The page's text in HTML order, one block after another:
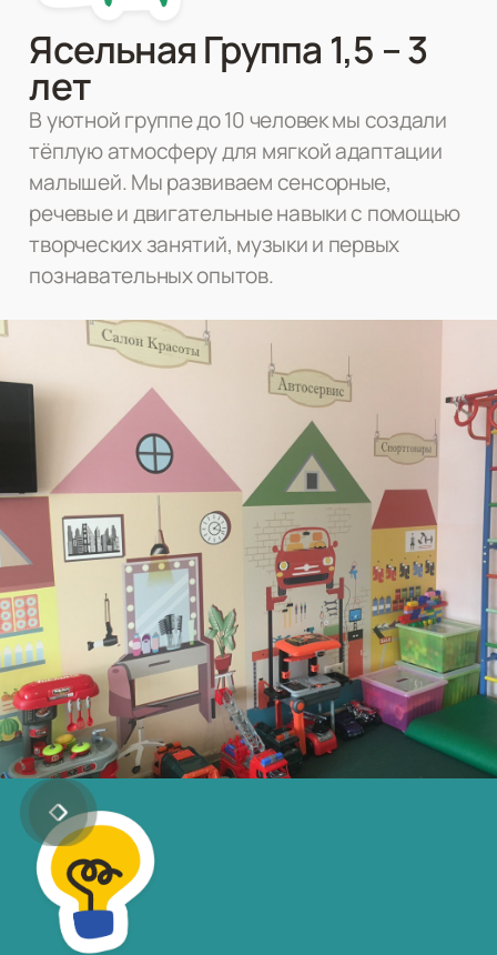
Ясельная Группа 1,5 – 3
лет
В уютной группе до 10 человек мы создали
тёплую атмосферу для мягкой адаптации
малышей. Мы развиваем сенсорные,
речевые и двигательные навыки с помощью
творческих занятий, музыки и первых
познавательных опытов.